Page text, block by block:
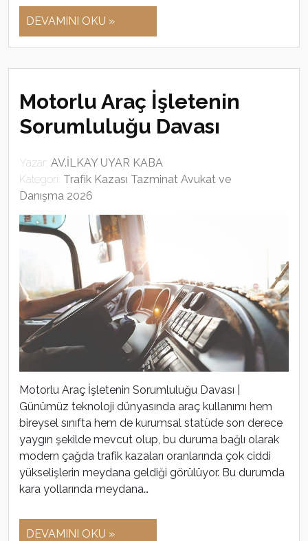
DEVAMINI OKU »
Motorlu Araç İşletenin
Sorumluluğu Davası
Yazar: AV.İLKAY UYAR KABA
Kategori: Trafik Kazası Tazminat Avukat ve
Danışma 2026
Motorlu Araç İşletenin Sorumluluğu Davası |
Günümüz teknoloji dünyasında araç kullanımı hem
bireysel sınıfta hem de kurumsal statüde son derece
yaygın şekilde mevcut olup, bu duruma bağlı olarak
modern çağda trafik kazaları oranlarında çok ciddi
yükselişlerin meydana geldiği görülüyor. Bu durumda
kara yollarında meydana…
DEVAMINI OKU »